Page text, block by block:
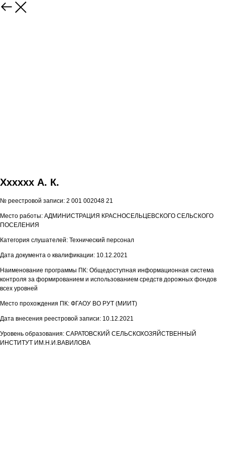
Хxxxxx А. К.
№ реестровой записи: 2 001 002048 21
Место работы: АДМИНИСТРАЦИЯ КРАСНОСЕЛЬЦЕВСКОГО СЕЛЬСКОГО
ПОСЕЛЕНИЯ
Категория слушателей: Технический персонал
Дата документа о квалификации: 10.12.2021
Наименование программы ПК: Общедоступная информационная система
контроля за формированием и использованием средств дорожных фондов
всех уровней
Место прохождения ПК: ФГАОУ ВО РУТ (МИИТ)
Дата внесения реестровой записи: 10.12.2021
Уровень образования: САРАТОВСКИЙ СЕЛЬСКОХОЗЯЙСТВЕННЫЙ
ИНСТИТУТ ИМ.Н.И.ВАВИЛОВА